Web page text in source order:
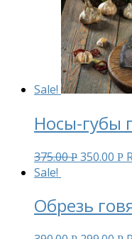
Sale!
Носы-губы
375.00Р 350.00 Р
Sale!
Обрезь